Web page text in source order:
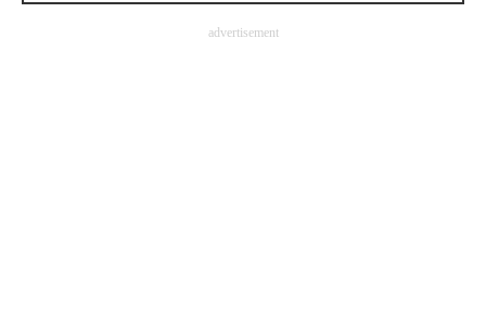
製造業のIT導入・活用を支援advertisement